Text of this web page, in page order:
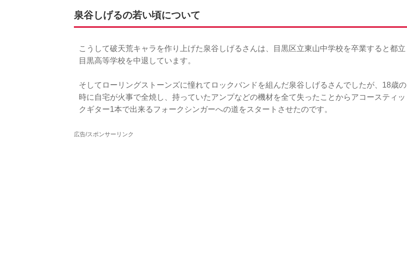
泉谷しげるの若い頃について
こうして破天荒キャラを作り上げた泉谷しげるさんは、目黒区立東山中学校を卒業すると都立
目黒高等学校を中退しています。
そしてローリングストーンズに憧れてロックバンドを組んだ泉谷しげるさんでしたが、18歳の
時に自宅が火事で全焼し、持っていたアンプなどの機材を全て失ったことからアコースティッ
クギター1本で出来るフォークシンガーへの道をスタートさせたのです。
広告/スポンサーリンク